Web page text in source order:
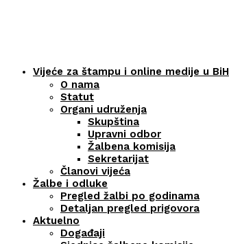
Vijeće za štampu i online medije u BiH
O nama
Statut
Organi udruženja
Skupština
Upravni odbor
Žalbena komisija
Sekretarijat
Članovi vijeća
Žalbe i odluke
Pregled žalbi po godinama
Detaljan pregled prigovora
Aktuelno
Događaji